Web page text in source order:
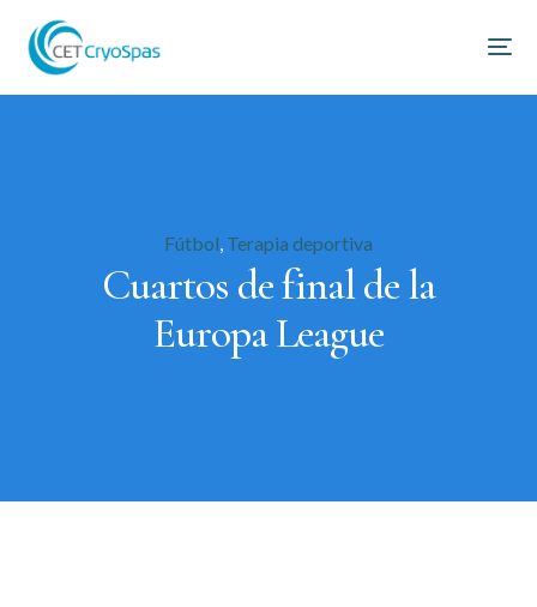
Fútbol, Terapia deportiva
Cuartos de final de la
Europa League